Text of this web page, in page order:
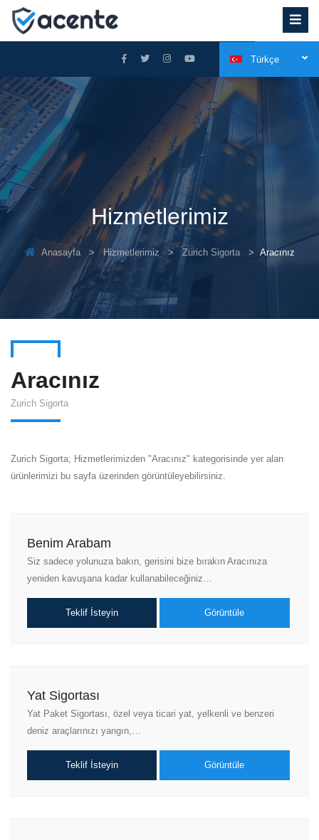
Türkçe
Hizmetlerimiz
Anasayfa Hizmetlerimiz Zurich Sigorta Aracınız
Aracınız
Zurich Sigorta
Zurich Sigorta; Hizmetlerimizden "Aracınız" kategorisinde yer alan
ürünlerimizi bu sayfa üzerinden görüntüleyebilirsiniz.
Benim Arabam
Siz sadece yolunuza bakın, gerisini bize bırakın Aracınıza
yeniden kavuşana kadar kullanabileceğiniz…
Teklif İsteyin Görüntüle
Yat Sigortası
Yat Paket Sigortası, özel veya ticari yat, yelkenli ve benzeri
deniz araçlarınızı yangın,…
Teklif İsteyin Görüntüle